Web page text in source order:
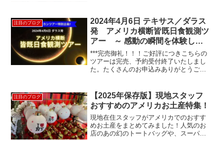
とても華やかな世界的パフォーマンス集
団「シルク・ドゥ・...
注目のブログ
2024年4月6日 テキサス／ダラス
発 アメリカ横断皆既日食観測ツ
アー ～ 感動の瞬間を体験しよ
う！～
***完売御礼！！！ご好評につきこちらの
ツアーは完売、予約受付終了いたしまし
た。たくさんのお申込みありがとうござ
日食や皆既日食は概ね毎年1～2回、地球
上のど...
注目のブログ
【2025年保存版】現地スタッフ
おすすめのアメリカお土産特集！
現地在住スタッフがアメリカでのおすす
めお土産をまとめてみました！人気のお
店のあの幻のトートバッグや、スーパー